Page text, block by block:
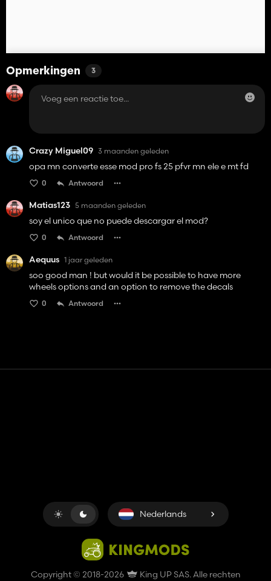
Opmerkingen 3
Crazy Miguel09 3 maanden geleden
opa mn converte esse mod pro fs 25 pfvr mn ele e mt fd
0 Antwoord
Matias123 5 maanden geleden
soy el unico que no puede descargar el mod?
0 Antwoord
Aequus 1 jaar geleden
soo good man ! but would it be possible to have more
wheels options and an option to remove the decals
0 Antwoord
Copyright © 2018-2026 King UP SAS. Alle rechten
Nederlands